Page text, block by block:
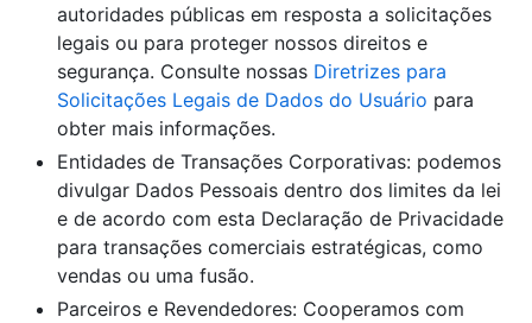
autoridades públicas em resposta a solicitações
legais ou para proteger nossos direitos e
segurança. Consulte nossas Diretrizes para
Solicitações Legais de Dados do Usuário para
obter mais informações.
Entidades de Transações Corporativas: podemos
divulgar Dados Pessoais dentro dos limites da lei
e de acordo com esta Declaração de Privacidade
para transações comerciais estratégicas, como
vendas ou uma fusão.
Parceiros e Revendedores: Cooperamos com